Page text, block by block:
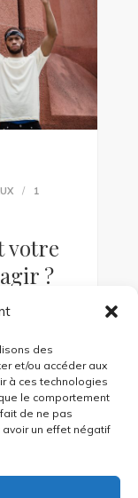
des
et/ou accéder aux
à ces technologies
le comportement
de ne pas
un effet négatif
1
votre
?
de
plus les